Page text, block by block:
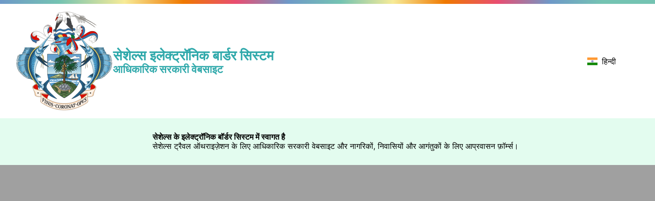
सेशेल्स इलेक्ट्रॉनिक बार्डर सिस्टम
आधिकारिक सरकारी वेबसाइट
हिन्दी
सेशेल्स के इलेक्ट्रॉनिक बॉर्डर सिस्टम में स्वागत है
सेशेल्स ट्रैवल ऑथराइज़ेशन के लिए आधिकारिक सरकारी वेबसाइट और नागरिकों, निवासियों और आगंतुकों के लिए आप्रवासन फ़ॉर्म्स।